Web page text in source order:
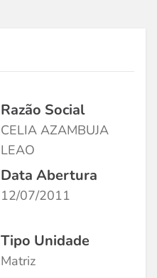
Razão Social
CELIA AZAMBUJA
LEAO
Data Abertura
12/07/2011
Tipo Unidade
Matriz